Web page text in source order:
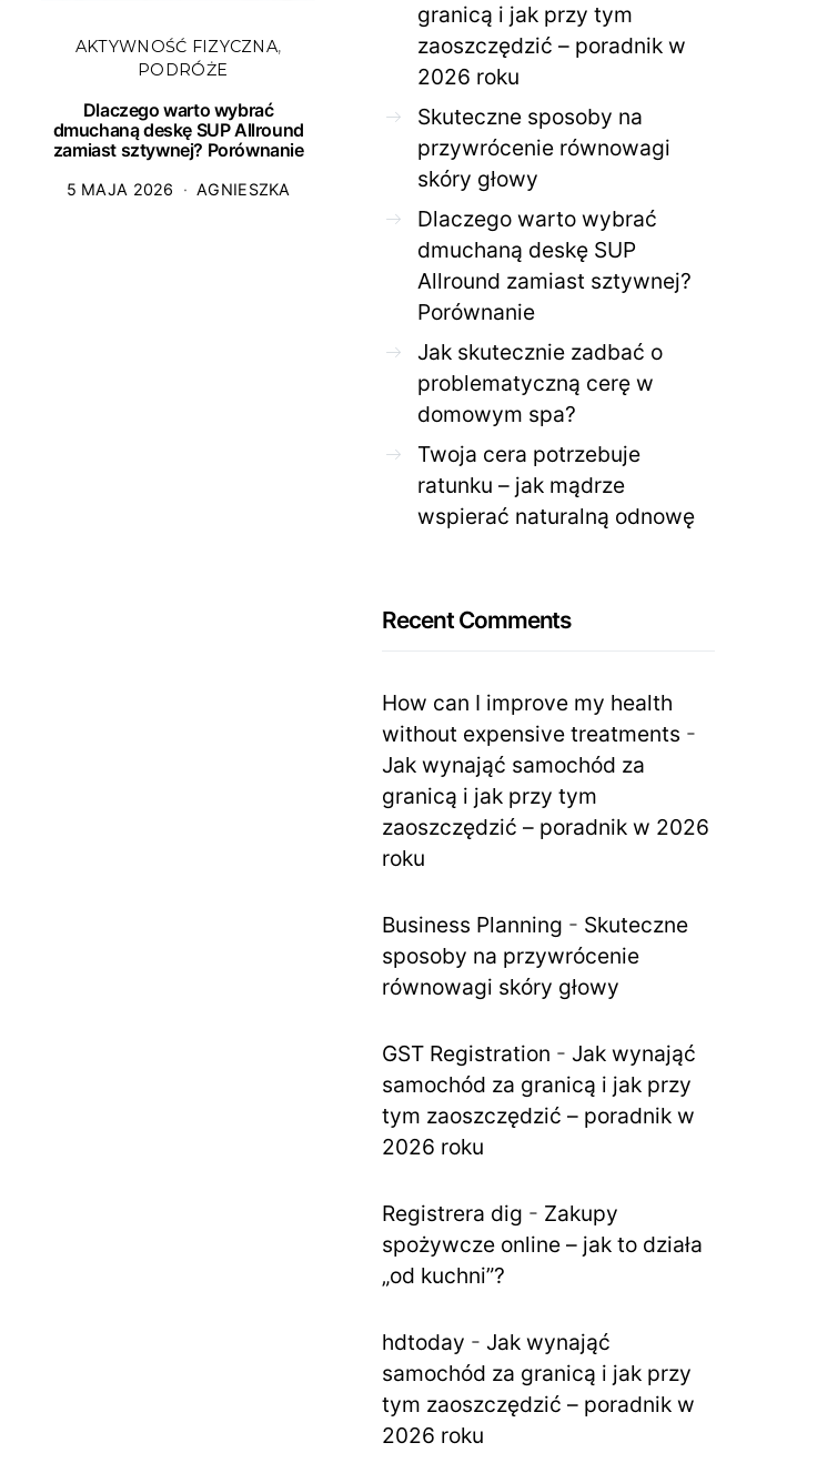
AKTYWNOŚĆ FIZYCZNA
PODRÓŻE
Dlaczego warto wybrać
dmuchaną deskę SUP Allround
zamiast sztywnej? Porównanie
5 MAJA 2026 AGNIESZKA
ZDROWE CIAŁO
Jak skutecznie zadbać o
problematyczną cerę w
domowym spa?
28 KWIETNIA 2026 27 KWIETNIA 2026
granicą i jak przy tym
zaoszczędzić – poradnik w
2026 roku
Skuteczne sposoby na
przywrócenie równowagi
skóry głowy
Dlaczego warto wybrać
dmuchaną deskę SUP
Allround zamiast sztywnej?
Porównanie
Jak skutecznie zadbać o
problematyczną cerę w
domowym spa?
Twoja cera potrzebuje
ratunku – jak mądrze
wspierać naturalną odnowę
Recent Comments
How can I improve my health
without expensive treatments -
Jak wynająć samochód za
granicą i jak przy tym
zaoszczędzić – poradnik w 2026
roku
Business Planning - Skuteczne
sposoby na przywrócenie
równowagi skóry głowy
GST Registration - Jak wynająć
samochód za granicą i jak przy
tym zaoszczędzić – poradnik w
2026 roku
Registrera dig - Zakupy
spożywcze online – jak to działa
„od kuchni”?
hdtoday - Jak wynająć
samochód za granicą i jak przy
tym zaoszczędzić – poradnik w
2026 roku